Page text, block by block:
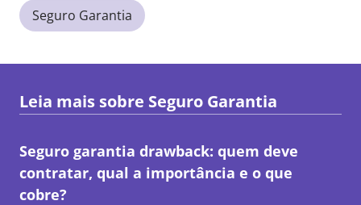
Seguro Garantia
Leia mais sobre Seguro Garantia
Seguro garantia drawback: quem deve
contratar, qual a importância e o que
cobre?